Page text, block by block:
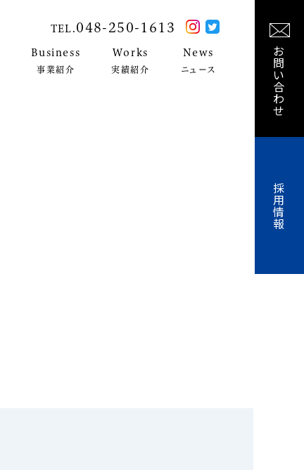
TEL. 048-250-1613
Business
事業紹介
Works
実績紹介
News
ニュース
採
用
情
報
お
問
い
合
わ
せ